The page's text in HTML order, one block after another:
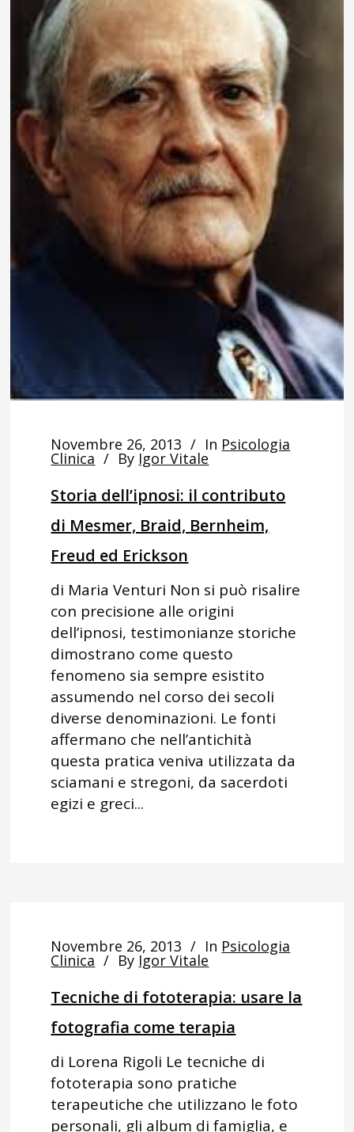
Novembre 26, 2013 In Psicologia
Clinica By Igor Vitale
Storia dell’ipnosi: il contributo
di Mesmer, Braid, Bernheim,
Freud ed Erickson
di Maria Venturi Non si può risalire
con precisione alle origini
dell’ipnosi, testimonianze storiche
dimostrano come questo
fenomeno sia sempre esistito
assumendo nel corso dei secoli
diverse denominazioni. Le fonti
affermano che nell’antichità
questa pratica veniva utilizzata da
sciamani e stregoni, da sacerdoti
egizi e greci...
Novembre 26, 2013 In Psicologia
Clinica By Igor Vitale
Tecniche di fototerapia: usare la
fotografia come terapia
di Lorena Rigoli Le tecniche di
fototerapia sono pratiche
terapeutiche che utilizzano le foto
personali, gli album di famiglia, e